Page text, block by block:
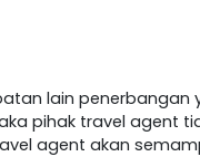
lain penerbangan
pihak travel agent
agent akan